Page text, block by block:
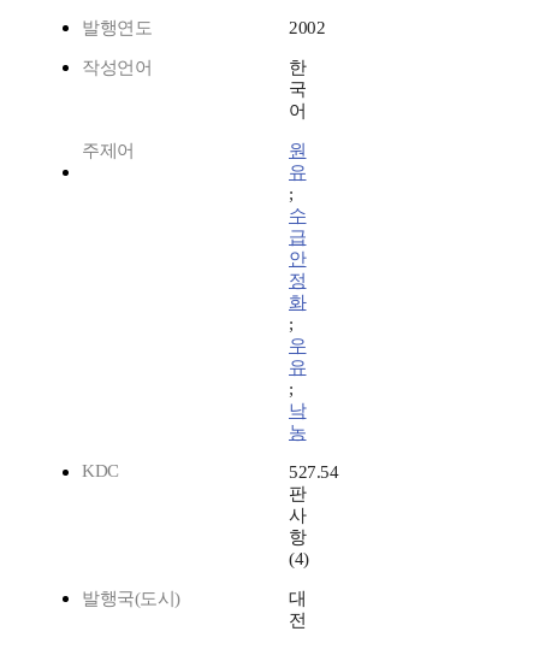
발행연도 2002
작성언어
한
국
어
주제어
원
유
;
수
급
안
정
화
;
우
유
;
낙
농
KDC
527.54
판
사
항
(4)
발행국(도시)
대
전